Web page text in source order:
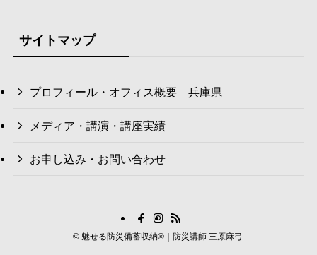
サイトマップ
プロフィール・オフィス概要 兵庫県
メディア・講演・講座実績
お申し込み・お問い合わせ
©魅せる防災備蓄収納®｜防災講師 三原麻弓.